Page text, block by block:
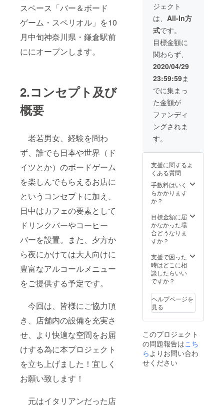
スペース「バー＆ボード
ゲーム・スペリオル」を10
月中旬神奈川県・鎌倉駅前
ににオープンします。
2.コンセプト及び
概要
老若男女、経験を問わ
ず、誰でも日本や世界（ド
イツとか）のボードゲーム
を楽しんでもらえるお店に
というコンセプトに加え、
日中はカフェの要素として
ドリンクバーやコーヒー
バーを設置。また、夕方か
ら夜にかけては大人向けに
豊富なアルコールメニュー
をご提供する予定です。
今回は、皆様にご協力頂
き、店舗内の設備を充実さ
せ、より快適な空間をお届
けする為に本プロジェクト
を立ち上げました！宜しく
お願い致します！
元はイタリアンだった店
ジェクト
は、 All-In方
式です。
目標金額に
関わらず、
2020/04/29
23:59:59ま
でに集まっ
た金額が
ファンディ
ングされま
す。
支援に関するよ
くある質問
手数料はいく
らかかります
か？
目標金額に届
かなかった場
合どうなりま
すか？
支援で困った
時はどこに相
談したらいい
ですか？
ヘルプページを
見る
このプロジェクト
の問題報告はこち
ら よりお問い合わ
せください